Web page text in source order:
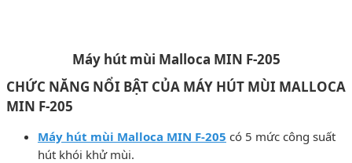
Máy hút mùi Malloca MIN F-205
CHỨC NĂNG NỔI BẬT CỦA MÁY HÚT MÙI MALLOCA
MIN F-205
Máy hút mùi Malloca MIN F-205 có 5 mức công suất
hút khói khử mùi.